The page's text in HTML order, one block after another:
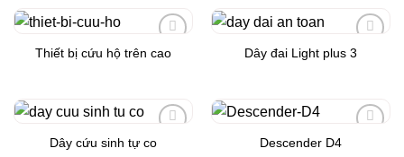
Add to
Thiết bị cứu hộ trên cao
Add to
Dây đai Light plus 3
Add to
Dây cứu sinh tự co Descender D4